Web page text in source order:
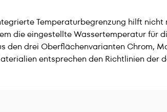
Temperaturbegrenzung hilft
die eingestellte Wassertemperatur für
den drei Oberflächenvarianten Chrom,
entsprechen den Richtlinien der